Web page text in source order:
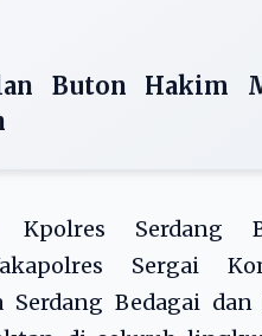
Buton Hakim
Serdang
Sergai
Serdang Bedagai